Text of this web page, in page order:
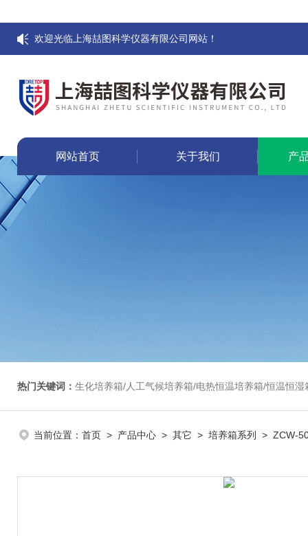
欢迎光临上海喆图科学仪器有限公司网站！
网站首页 关于我们 产
热门关键词： 生化培养箱/人工气候培养箱/电热恒温培养箱/恒温恒湿箱/光照培养箱/二氧化碳培养箱
当前位置： 首页 > 产品中心 > 其它 > 培养箱系列 > ZCW-